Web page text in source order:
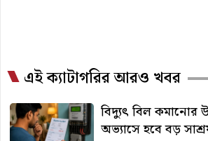
এই ক্যাটাগরির আরও খবর
বিদ্যুৎ বিল কমানোর
অভ্যাসে হবে বড়